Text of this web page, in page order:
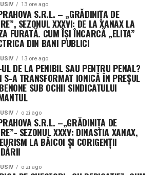
13 ore ago
S.R.L. – „GRĂDINIȚA DE
SEZONUL XXXVI: DE LA XANAX LA
FURATĂ. CUM ÎȘI ÎNCARCĂ „ELITA”
DIN BANI PUBLICI
13 ore ago
DE LA PENIBIL SAU PENTRU PENAL?
S-A TRANSFORMAT IONICĂ ÎN PREȘUL
SUB OCHII SINDICATULUI
o zi ago
S.R.L. –„GRĂDINIȚA DE
SEZONUL XXXV: DINASTIA XANAX,
LA BĂICOI ȘI CORIGENȚII
o zi ago